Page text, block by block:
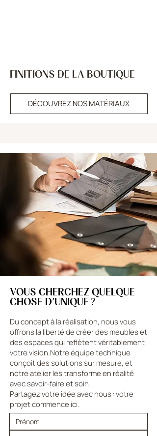
FINITIONS DE LA BOUTIQUE
DÉCOUVREZ NOS MATÉRIAUX
VOUS CHERCHEZ QUELQUE
CHOSE D’UNIQUE ?
Du concept à la réalisation, nous vous
offrons la liberté de créer des meubles et
des espaces qui reflètent véritablement
votre vision.Notre équipe technique
conçoit des solutions sur mesure, et
notre atelier les transforme en réalité
avec savoir-faire et soin.
Partagez votre idée avec nous : votre
projet commence ici.